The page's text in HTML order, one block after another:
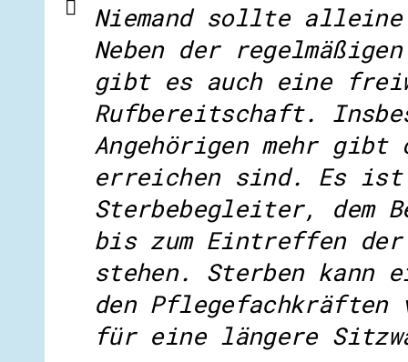
Niemand sollte
Neben der
gibt es auch eine
Rufbereitschaft.
Angehörigen mehr
erreichen sind. Es ist
Sterbebegleiter, dem
bis zum Eintreffen
stehen. Sterben kann
den
für eine längere